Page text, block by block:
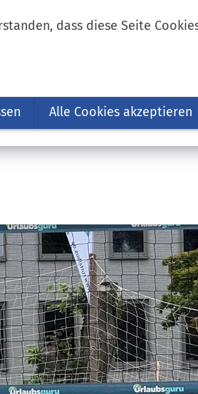
dass diese Seite
Alle Cookies akzeptieren